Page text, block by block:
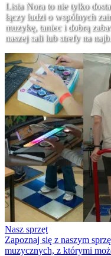
Lisia Nora to nie tylko
łączy ludzi o wspólnych
muzykę, taniec i dobrą
naszej sali lub strefy na
Nasz sprzęt
Zapoznaj się z naszym
muzycznych, z którymi